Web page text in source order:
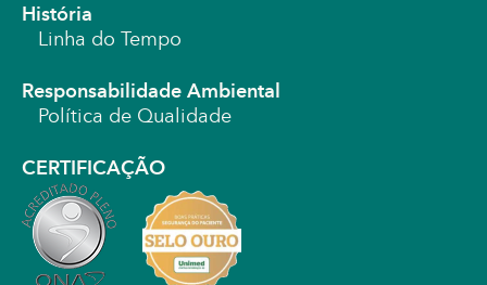
História
Linha do Tempo
Responsabilidade Ambiental
Política de Qualidade
CERTIFICAÇÃO